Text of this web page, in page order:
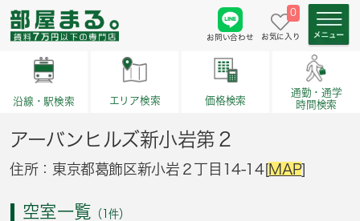
お問い合わせ
0
お気に入り
沿線・駅検索 エリア検索 価格検索
通勤・通学
時間検索
アーバンヒルズ新小岩第２
住所：東京都葛飾区新小岩２丁目14-14[MAP]
空室一覧 （1件）